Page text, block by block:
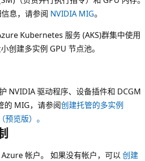
息，请参阅 NVIDIA MIG。
Kubernetes 服务 (AKS)群集中使用
创建多实例 GPU 节点池。
NVIDIA 驱动程序、设备插件和 DCGM
的 MIG，请参阅创建托管的多实例
览版）。
帐户。 如果没有帐户，可以 创建